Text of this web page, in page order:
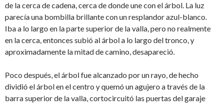
de la cerca de cadena, cerca de donde une con el árbol. La luz
parecía una bombilla brillante con un resplandor azul-blanco.
Iba a lo largo en la parte superior de la valla, pero no realmente
en la cerca, entonces subió al árbol a lo largo del tronco, y
aproximadamente la mitad de camino, desapareció.
Poco después, el árbol fue alcanzado por un rayo, de hecho
dividió el árbol en el centro y quemó un agujero a través de la
barra superior de la valla, cortocircuitó las puertas del garaje